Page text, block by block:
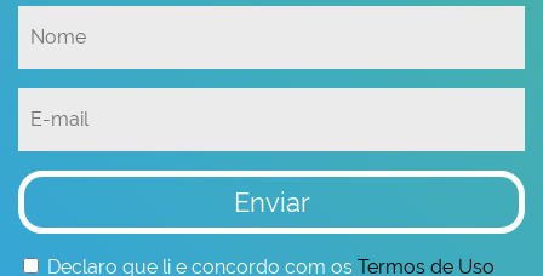
Enviar
Declaro que li e concordo com os Termos de Uso